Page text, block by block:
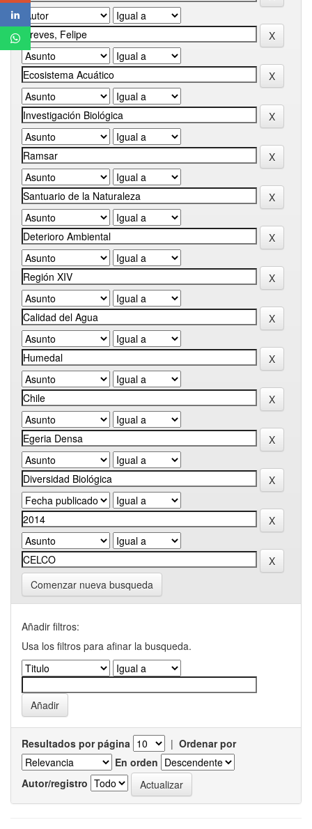
Comenzar nueva busqueda
Añadir filtros:
Usa los filtros para afinar la busqueda.
Resultados por página | Ordenar por
En orden
Autor/registro